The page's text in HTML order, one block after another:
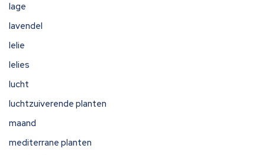
lage
lavendel
lelie
lelies
lucht
luchtzuiverende planten
maand
mediterrane planten